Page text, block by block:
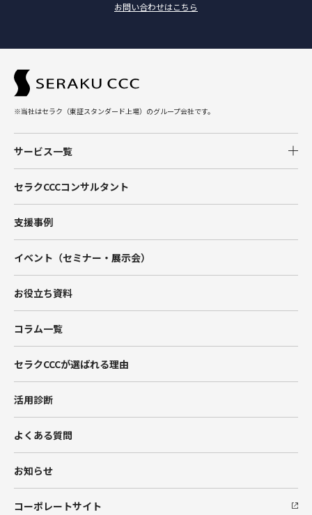
お問い合わせはこちら
※当社はセラク（東証スタンダード上場）のグループ会社です。
サービス一覧
Salesforce
Tableau
Account Engagement（旧Pardot）
Marketing Cloud
Data Cloud
セラクCCCコンサルタント
支援事例
イベント（セミナー・展示会）
お役立ち資料
コラム一覧
セラクCCCが選ばれる理由
活用診断
よくある質問
お知らせ
コーポレートサイト